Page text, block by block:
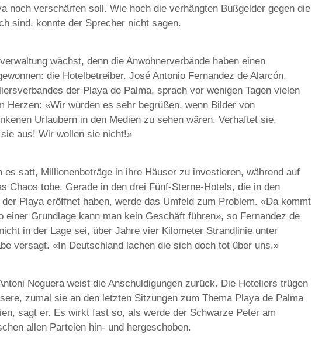
noch verschärfen soll. Wie hoch die verhängten Bußgelder gegen die
sind, konnte der Sprecher nicht sagen.
wächst, denn die Anwohnerverbände haben einen
die Hotelbetreiber. José Antonio Fernandez de Alarcón,
der Playa de Palma, sprach vor wenigen Tagen vielen
Herzen: «Wir würden es sehr begrüßen, wenn Bilder von
Urlaubern in den Medien zu sehen wären. Verhaftet sie,
aus! Wir wollen sie nicht!»
es satt, Millionenbeträge in ihre Häuser zu investieren, während auf
Chaos tobe. Gerade in den drei Fünf-Sterne-Hotels, die in den
Playa eröffnet haben, werde das Umfeld zum Problem. «Da kommt
einer Grundlage kann man kein Geschäft führen», so Fernandez de
in der Lage sei, über Jahre vier Kilometer Strandlinie unter
versagt. «In Deutschland lachen die sich doch tot über uns.»
Noguera weist die Anschuldigungen zurück. Die Hoteliers trügen
zumal sie an den letzten Sitzungen zum Thema Playa de Palma
sagt er. Es wirkt fast so, als werde der Schwarze Peter am
allen Parteien hin- und hergeschoben.